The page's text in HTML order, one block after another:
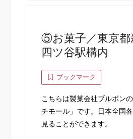
⑤お菓子／東京
四ツ谷駅構内
ブックマーク
こちらは製菓会社ブルボン
チモール」です。日本全国
見ることができます。